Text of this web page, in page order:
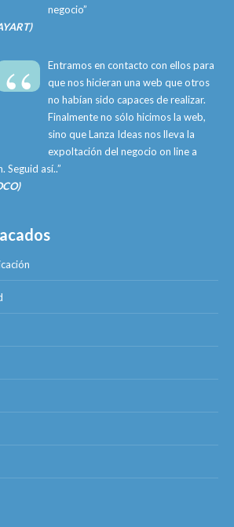
negocio”
“
Entramos en contacto con ellos para
que nos hicieran una web que otros
no habían sido capaces de realizar.
Finalmente no sólo hicimos la web,
sino que Lanza Ideas nos lleva la
expoltación del negocio on line a
así..”